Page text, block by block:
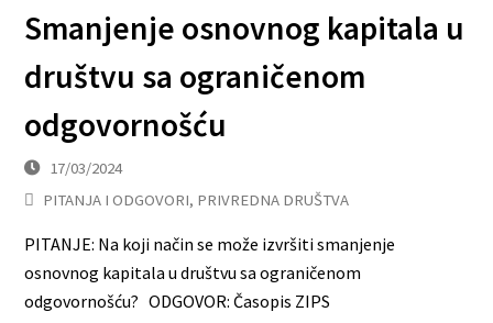
Smanjenje osnovnog kapitala u
društvu sa ograničenom
odgovornošću
17/03/2024
PITANJA I ODGOVORI, PRIVREDNA DRUŠTVA
PITANJE: Na koji način se može izvršiti smanjenje
osnovnog kapitala u društvu sa ograničenom
odgovornošću? ODGOVOR: Časopis ZIPS